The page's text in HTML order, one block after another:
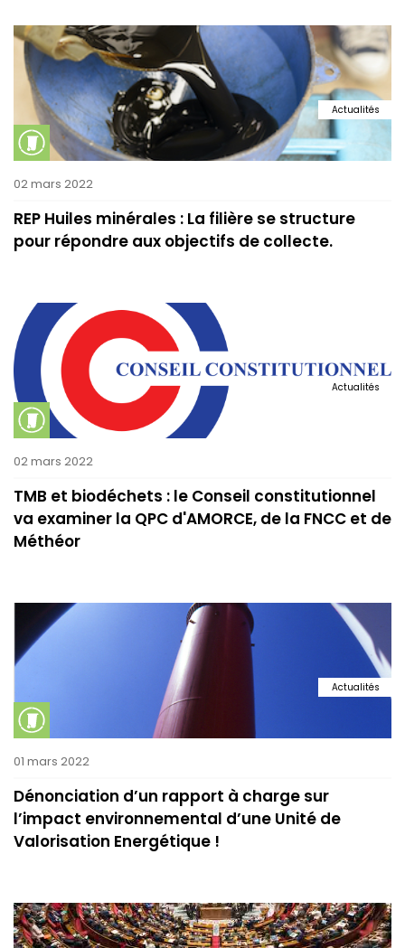
Actualités
02 mars 2022
REP Huiles minérales : La filière se structure
pour répondre aux objectifs de collecte.
Actualités
02 mars 2022
TMB et biodéchets : le Conseil constitutionnel
va examiner la QPC d'AMORCE, de la FNCC et de
Méthéor
Actualités
01 mars 2022
Dénonciation d’un rapport à charge sur
l’impact environnemental d’une Unité de
Valorisation Energétique !